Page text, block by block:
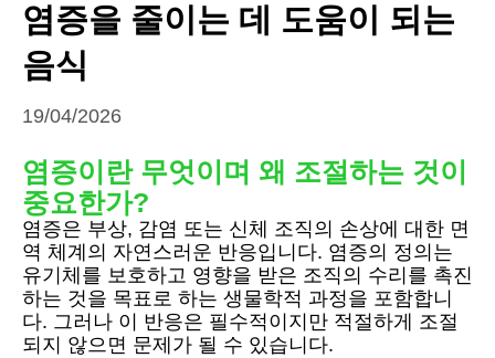
염증을 줄이는 데 도움이 되는
음식
19/04/2026
염증이란 무엇이며 왜 조절하는 것이
중요한가?
염증은 부상, 감염 또는 신체 조직의 손상에 대한 면
역 체계의 자연스러운 반응입니다. 염증의 정의는
유기체를 보호하고 영향을 받은 조직의 수리를 촉진
하는 것을 목표로 하는 생물학적 과정을 포함합니
다. 그러나 이 반응은 필수적이지만 적절하게 조절
되지 않으면 문제가 될 수 있습니다.